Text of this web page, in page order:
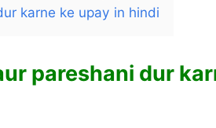
dur karne ke upay in hindi
aur pareshani dur